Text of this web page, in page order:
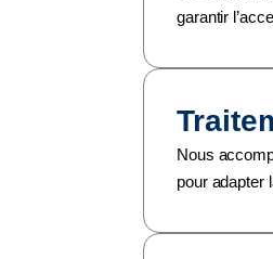
garantir
Nous
pour adapter